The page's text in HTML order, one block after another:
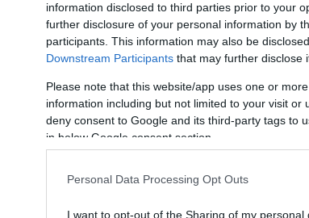
information disclosed to third parties prior to your
further disclosure of your personal information by
participants. This information may also be
Downstream Participants that may further disclose
Please note that this website/app uses one or
information including but not limited to your visit or
deny consent to Google and its third-party tags to
in below Google consent section.
Personal Data Processing Opt Outs
I want to opt-out of the Sharing of my personal